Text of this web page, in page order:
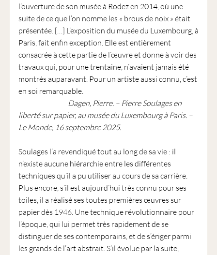
l’ouverture de son musée à Rodez en 2014, où une
suite de ce que l’on nomme les « brous de noix » était
présentée. […] L’exposition du musée du Luxembourg, à
Paris, fait enfin exception. Elle est entièrement
consacrée à cette partie de l’œuvre et donne à voir des
travaux qui, pour une trentaine, n’avaient jamais été
montrés auparavant. Pour un artiste aussi connu, c’est
en soi remarquable.
Dagen, Pierre. – Pierre Soulages en
liberté sur papier, au musée du Luxembourg à Paris. –
Le Monde, 16 septembre 2025.
Soulages l’a revendiqué tout au long de sa vie : il
n’existe aucune hiérarchie entre les différentes
techniques qu’il a pu utiliser au cours de sa carrière.
Plus encore, s’il est aujourd’hui très connu pour ses
toiles, il a réalisé ses toutes premières œuvres sur
papier dès 1946. Une technique révolutionnaire pour
l’époque, qui lui permet très rapidement de se
distinguer de ses contemporains, et de s’ériger parmi
les grands de l’art abstrait. S’il évolue par la suite,